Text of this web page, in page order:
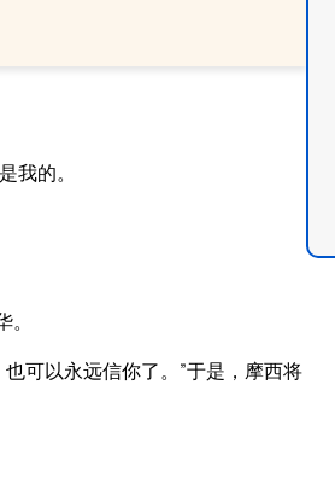
我的。
可以永远信你了。”于是，摩西将